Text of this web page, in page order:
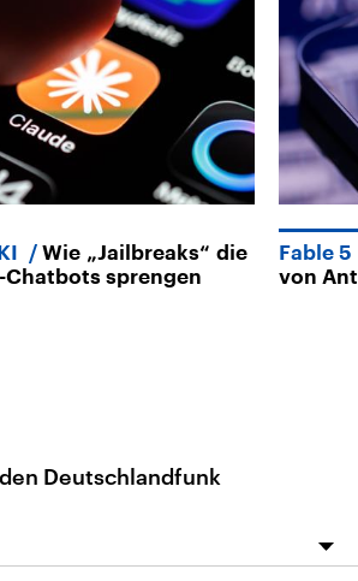
Wie „Jailbreaks“ die
Chatbots sprengen
Fable
von
Deutschlandfunk